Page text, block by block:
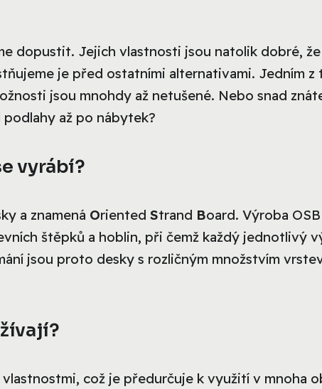
dopustit. Jejich vlastnosti jsou natolik dobré,
je před ostatními alternativami. Jedním z
jsou mnohdy až netušené. Nebo snad
až po nábytek?
vyrábí?
a znamená Oriented Strand Board. Výroba
štěpků a hoblin, při čemž každý jednotlivý
jsou proto desky s rozličným množstvím
což je předurčuje k využití v mnoha